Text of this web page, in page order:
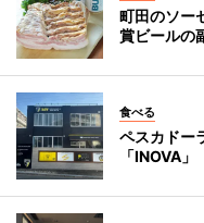
町田のソー
賞ビールの
食べる
ペスカドー
「INOVA